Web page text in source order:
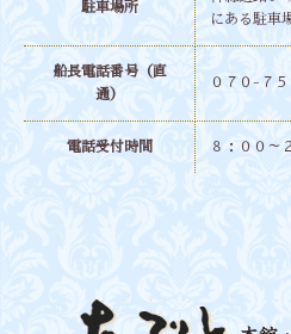
駐車場所
にある駐車
船長電話番号（直
通）
０７０-７
電話受付時間 ８：００～